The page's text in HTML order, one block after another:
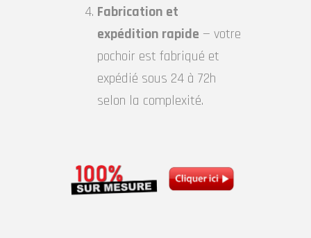
Fabrication et
expédition rapide — votre
pochoir est fabriqué et
expédié sous 24 à 72h
selon la complexité.